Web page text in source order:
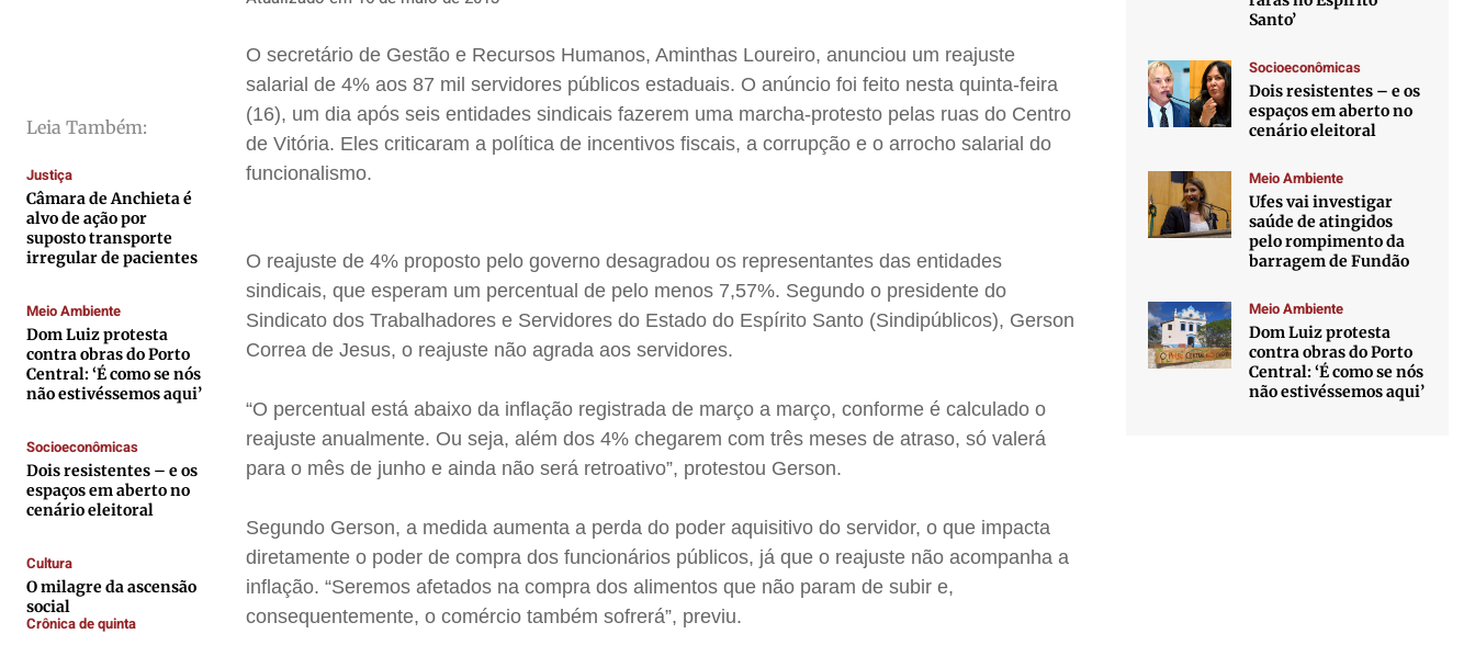
Colunas
Gustavo Bastos
Jr Mignone (in memorian)
Wanda Sily
Publicidade Legal
Anuncie
Expediente
Contato
Termos de Uso
Privacidade
Colunas
Gustavo Bastos
Jr Mignone (in memorian)
Wanda Sily
Publicidade Legal
Anuncie
Expediente
Contato
Termos de Uso
Privacidade
Colunas
Gustavo Bastos
Jr Mignone (in memorian)
Wanda Sily
Publicidade Legal
Anuncie
Expediente
Contato
Termos de Uso
Privacidade
Colunas
Gustavo Bastos
Jr Mignone (in memorian)
Wanda Sily
Publicidade Legal
Anuncie
Expediente
Contato
Termos de Uso
Privacidade
Leia Também:
Justiça
Câmara de Anchieta é
alvo de ação por
suposto transporte
irregular de pacientes
Meio Ambiente
Dom Luiz protesta
contra obras do Porto
Central: ‘É como se nós
não estivéssemos aqui’
Socioeconômicas
Dois resistentes – e os
espaços em aberto no
cenário eleitoral
Cultura
O milagre da ascensão
social
Crônica de quinta
O secretário de Gestão e Recursos Humanos, Aminthas Loureiro, anunciou um reajuste
salarial de 4% aos 87 mil servidores públicos estaduais. O anúncio foi feito nesta quinta-feira
(16), um dia após seis entidades sindicais fazerem uma marcha-protesto pelas ruas do Centro
de Vitória. Eles criticaram a política de incentivos fiscais, a corrupção e o arrocho salarial do
funcionalismo.
O reajuste de 4% proposto pelo governo desagradou os representantes das entidades
sindicais, que esperam um percentual de pelo menos 7,57%. Segundo o presidente do
Sindicato dos Trabalhadores e Servidores do Estado do Espírito Santo (Sindipúblicos), Gerson
Correa de Jesus, o reajuste não agrada aos servidores.
“O percentual está abaixo da inflação registrada de março a março, conforme é calculado o
reajuste anualmente. Ou seja, além dos 4% chegarem com três meses de atraso, só valerá
para o mês de junho e ainda não será retroativo”, protestou Gerson.
Segundo Gerson, a medida aumenta a perda do poder aquisitivo do servidor, o que impacta
diretamente o poder de compra dos funcionários públicos, já que o reajuste não acompanha a
inflação. “Seremos afetados na compra dos alimentos que não param de subir e,
consequentemente, o comércio também sofrerá”, previu.
Santo’
Socioeconômicas
Dois resistentes – e os
espaços em aberto no
cenário eleitoral
Meio Ambiente
Ufes vai investigar
saúde de atingidos
pelo rompimento da
barragem de Fundão
Meio Ambiente
Dom Luiz protesta
contra obras do Porto
Central: ‘É como se nós
não estivéssemos aqui’